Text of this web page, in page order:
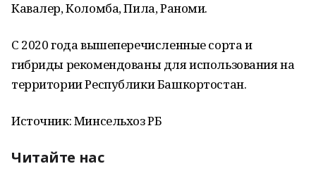
Кавалер, Коломба, Пила, Раноми.
С 2020 года вышеперечисленные сорта и
гибриды рекомендованы для использования на
территории Республики Башкортостан.
Источник: Минсельхоз РБ
Читайте нас